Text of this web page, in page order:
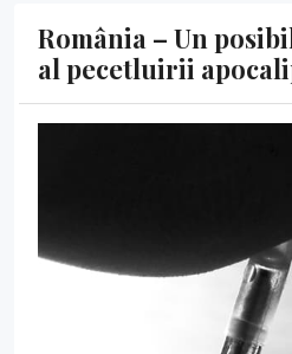
România – Un
al pecetluirii